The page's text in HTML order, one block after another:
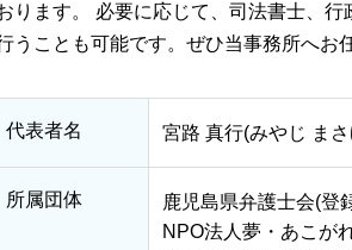
ります。 必要に応じて、司法書士、
うことも可能です。ぜひ当事務所へお
代表者名 宮路 真行(みやじ ま
所属団体
鹿児島県弁護士会(
NPO法人夢・あこ